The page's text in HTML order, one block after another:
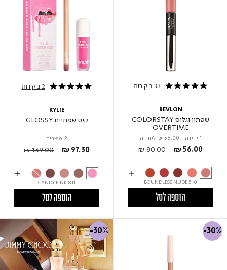
4.8 star rating 33 ביקורות
REVLON
שפתון וגלוס COLORSTAY
OVERTIME
1 יחידה ₪ 56.00 ליחידה
₪ 56.00
Price reduced from
₪ 80.00to
510 BOUNDLESS NUDE
הוספה לסל
5.0 star rating 2 ביקורות
KYLIE
קיט שפתיים GLOSSY
2 מוצרים
₪ 97.30
Price reduced from
₪ 139.00to
CANDY PINK 811
הוספה לסל
-30%
-30%